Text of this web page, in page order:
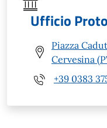
Ufficio
Piazza
Cervesina
+39 0383